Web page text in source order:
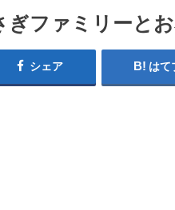
ぎファミリーと
シェア はて